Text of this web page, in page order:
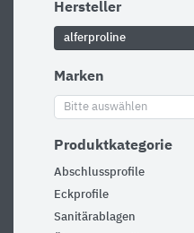
Hersteller
alferproline
Marken
Bitte auswählen
Produktkategorie
Abschlussprofile
Eckprofile
Sanitärablagen